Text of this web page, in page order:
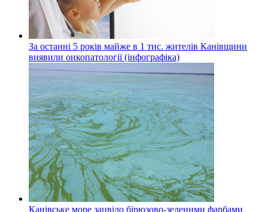
За останні 5 років майже в 1 тис. жителів Канівщини
виявили онкопатології (інфографіка)
Канівське море зацвіло бірюзово-зеленими фарбами